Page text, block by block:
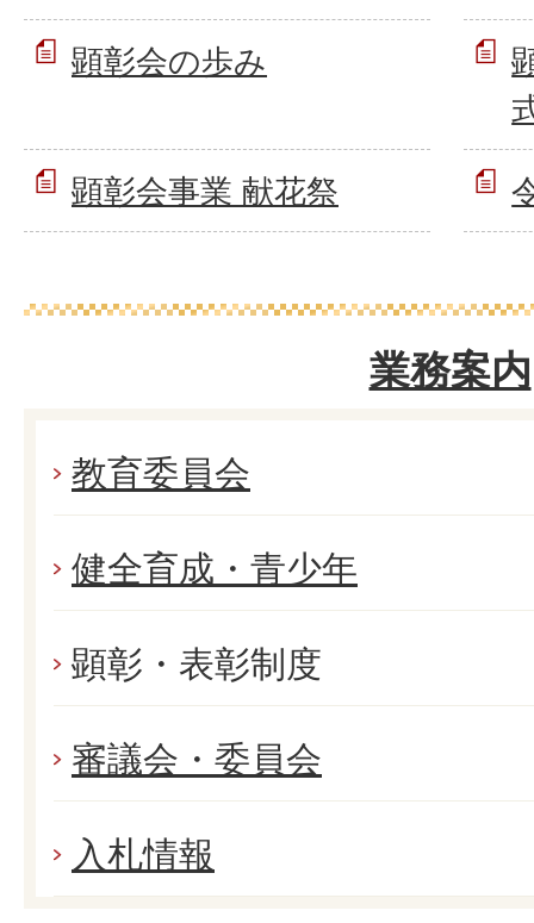
顕彰会の歩み
顕彰会事業 献花祭
業務案内
教育委員会
健全育成・青少年
顕彰・表彰制度
審議会・委員会
入札情報